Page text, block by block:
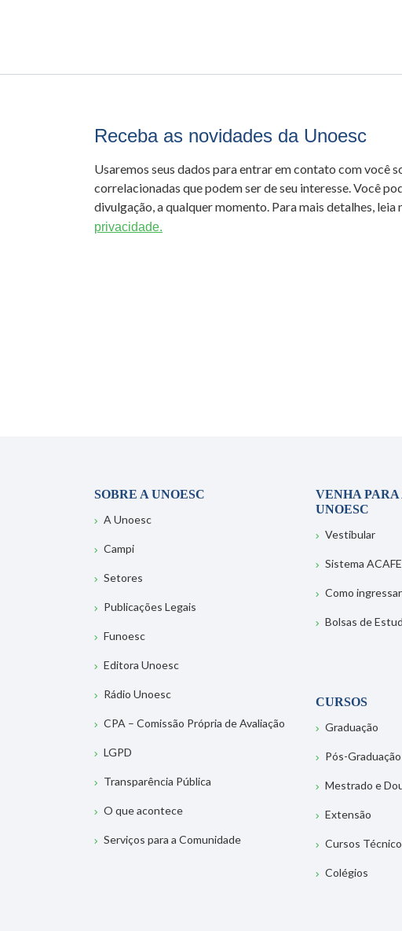
Receba as novidades da Unoesc
Usaremos seus dados para entrar em contato com você
correlacionadas que podem ser de seu interesse. Você
divulgação, a qualquer momento. Para mais detalhes, leia
privacidade.
SOBRE A UNOESC
A Unoesc
Campi
Setores
Publicações Legais
Funoesc
Editora Unoesc
Rádio Unoesc
CPA – Comissão Própria de Avaliação
LGPD
Transparência Pública
O que acontece
Serviços para a Comunidade
VENHA PARA
UNOESC
Vestibular
Sistema ACAFE
Como ingressar
Bolsas de
CURSOS
Graduação
Pós-Graduação
Mestrado e
Extensão
Cursos
Colégios